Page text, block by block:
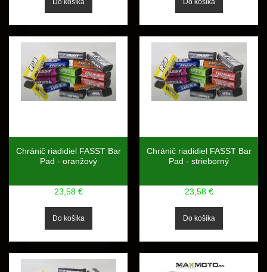
Chránič riadidiel FASST Bar
Pad - oranžový
23,58 €
Chránič riadidiel FASST Bar
Pad - strieborný
23,58 €